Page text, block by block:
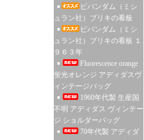
ビバンダム（ミシ
ュラン社）ブリキの看板
ビバンダム（ミシ
ュラン社）ブリキの看板 １
９６３年
Fluorescence orange
蛍光オレンジ アディダスヴ
ィンテージバッグ
1960年代製 生産国
不明 アディダス ヴィンテー
ジ ショルダーバッグ
70年代製 アディダ